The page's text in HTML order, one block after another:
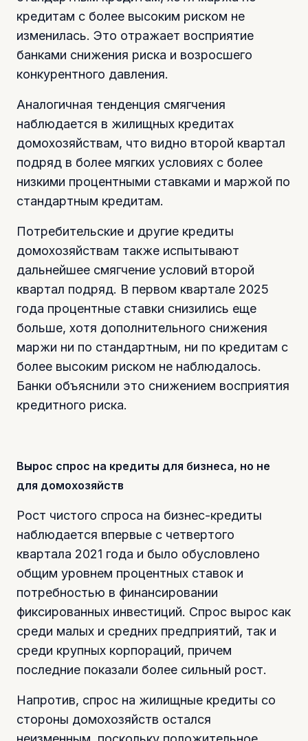
кредитам с более высоким риском не
изменилась. Это отражает восприятие
банками снижения риска и возросшего
конкурентного давления.
Аналогичная тенденция смягчения
наблюдается в жилищных кредитах
домохозяйствам, что видно второй квартал
подряд в более мягких условиях с более
низкими процентными ставками и маржой по
стандартным кредитам.
Потребительские и другие кредиты
домохозяйствам также испытывают
дальнейшее смягчение условий второй
квартал подряд. В первом квартале 2025
года процентные ставки снизились еще
больше, хотя дополнительного снижения
маржи ни по стандартным, ни по кредитам с
более высоким риском не наблюдалось.
Банки объяснили это снижением восприятия
кредитного риска.
Вырос спрос на кредиты для бизнеса, но не
для домохозяйств
Рост чистого спроса на бизнес-кредиты
наблюдается впервые с четвертого
квартала 2021 года и было обусловлено
общим уровнем процентных ставок и
потребностью в финансировании
фиксированных инвестиций. Спрос вырос как
среди малых и средних предприятий, так и
среди крупных корпораций, причем
последние показали более сильный рост.
Напротив, спрос на жилищные кредиты со
стороны домохозяйств остался